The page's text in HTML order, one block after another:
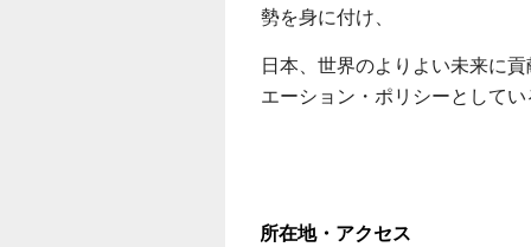
勢を身に付け、
日本、世界のよりよい未来に
エーション・ポリシーとして
所在地・アクセス